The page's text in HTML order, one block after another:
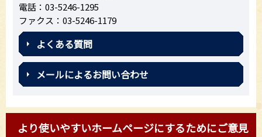
電話：03-5246-1295
ファクス：03-5246-1179
よくある質問
メールによるお問い合わせ
より使いやすいホームページにするためにご意見